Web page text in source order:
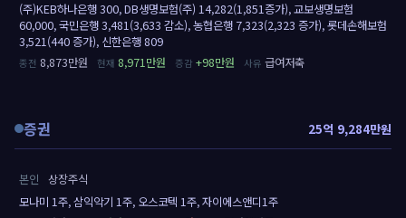
(주)KEB하나은행 300, DB생명보험(주) 14,282(1,851증가), 교보생명보험
60,000, 국민은행 3,481(3,633 감소), 농협은행 7,323(2,323 증가), 롯데손해보험
3,521(440 증가), 신한은행 809
8,873만원
8,971만원 +98만원 급여저축
증권 25억 9,284만원
본인
상장주식
모나미 1주, 삼익악기 1주, 오스코텍 1주, 자이에스앤디1주